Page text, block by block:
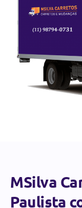
MSilva
Paulista